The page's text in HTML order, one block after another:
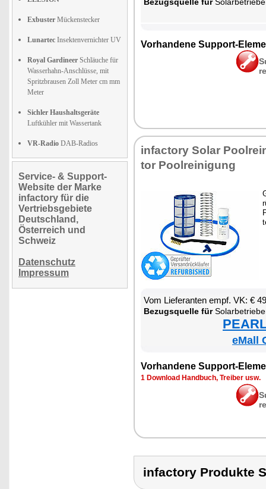
Exbuster Mückenstecker
Lunartec Insektenvernichter UV
Royal Gardineer Schläuche für
Wasserhahn-Anschlüsse, mit
Spritzbrausen Zoll Meter cm mm
Meter
Sichler Haushaltsgeräte
Luftkühler mit Wassertank
VR-Radio DAB-Radios
Service- & Support-
Website der Marke
infactory für die
Vertriebsgebiete
Deutschland,
Österreich und
Schweiz
Datenschutz
Impressum
Vor­han­de­ne Sup­port-
in­fac­to­ry So­lar
tor Pool­rei­ni­gung
Vom Lie­fe­ran­ten empf. VK: €
Be­zugs­quel­le für
eMall
Vor­han­de­ne Sup­port-
1 Down­load Hand­buch, Trei­ber usw.
infactory Produkte